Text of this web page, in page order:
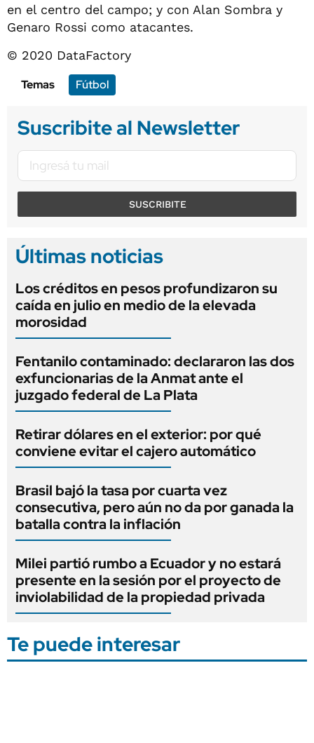
en el centro del campo; y con Alan Sombra y
Genaro Rossi como atacantes.
© 2020 DataFactory
Temas
Fútbol
Suscribite al Newsletter
SUSCRIBITE
Últimas noticias
Los créditos en pesos profundizaron su
caída en julio en medio de la elevada
morosidad
Fentanilo contaminado: declararon las dos
exfuncionarias de la Anmat ante el
juzgado federal de La Plata
Retirar dólares en el exterior: por qué
conviene evitar el cajero automático
Brasil bajó la tasa por cuarta vez
consecutiva, pero aún no da por ganada la
batalla contra la inflación
Milei partió rumbo a Ecuador y no estará
presente en la sesión por el proyecto de
inviolabilidad de la propiedad privada
Te puede interesar